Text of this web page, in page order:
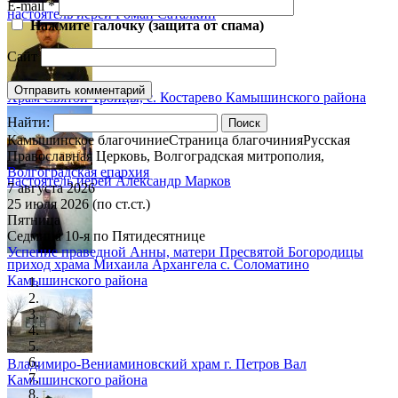
настоятель иерей Роман Саталкин
Храм Святой Троицы, с. Костарево Камышинского района
настоятель иерей Александр Марков
приход храма Михаила Архангела с. Соломатино
Камышинского района
Владимиро-Вениаминовский храм г. Петров Вал
Камышинского района
E-mail*
Нажмите галочку (защита от спама)
Сайт
Найти:
Камышинское благочиниеСтраница благочинияРусская
Православная Церковь, Волгоградская митрополия,
Волгоградская епархия
7 августа 2026
25 июля 2026 (по ст.ст.)
Пятница
Седмица 10-я по Пятидесятнице
Успение праведной Анны, матери Пресвятой Богородицы